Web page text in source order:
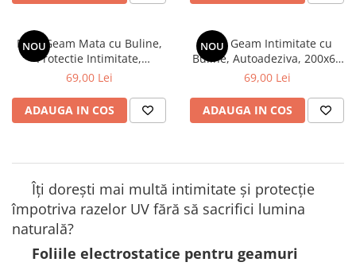
NOU
Folie Geam Mata cu Buline,
Protectie Intimitate,
Autoadeziva, 200x60 cm
69,00 Lei
ADAUGA IN COS
NOU
Folie Geam Intimitate cu
Buline, Autoadeziva, 200x60
cm, Protectie Vizuala
69,00 Lei
ADAUGA IN COS
Îți dorești mai multă intimitate și protecție
împotriva razelor UV fără să sacrifici lumina
naturală?
Foliile electrostatice pentru geamuri